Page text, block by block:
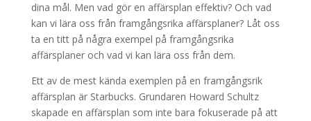
dina mål. Men vad gör en affärsplan effektiv? Och vad
kan vi lära oss från framgångsrika affärsplaner? Låt oss
ta en titt på några exempel på framgångsrika
affärsplaner och vad vi kan lära oss från dem.
Ett av de mest kända exemplen på en framgångsrik
affärsplan är Starbucks. Grundaren Howard Schultz
skapade en affärsplan som inte bara fokuserade på att